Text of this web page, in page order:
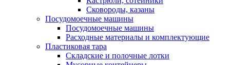
Сковороды, казаны
Посудомоечные машины
Посудомоечные машины
Расходные материалы и комплектующие
Пластиковая тара
Складские и полочные лотки